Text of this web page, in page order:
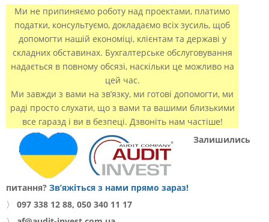
Ми не припиняємо роботу над проектами, платимо
податки, консультуємо, докладаємо всіх зусиль, щоб
допомогти нашій економіці, клієнтам та державі у
складних обставинах. Бухгалтерське обслуговування
надається в повному обсязі, наскільки це можливо на
цей час.
Ми завжди з вами на зв’язку, ми готові допомогти, ми
раді просто слухати, що з вами та вашими близькими
все гаразд і ви в безпеці. Дзвоніть нам частіше!
Залишились
питання? Зв’яжіться з нами прямо зараз!
〉
097 338 12 88, 050 340 11 17